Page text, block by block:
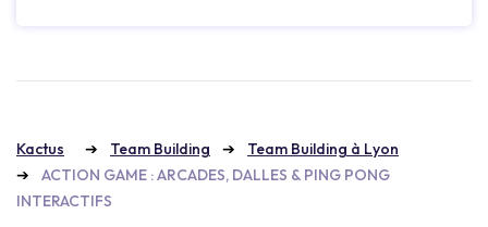
Kactus Team Building
Team Building à Lyon
ACTION GAME : ARCADES, DALLES & PING PONG
INTERACTIFS